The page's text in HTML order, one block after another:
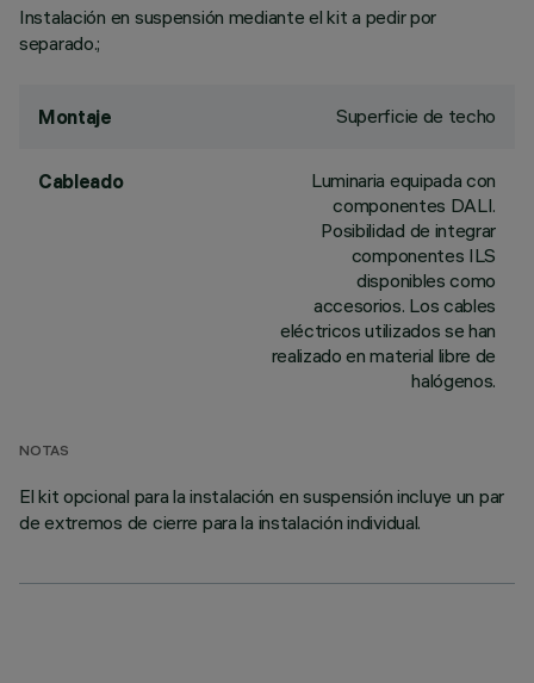
Instalación en suspensión mediante el kit a pedir por
separado.;
Montaje Superficie de techo
Cableado
Luminaria equipada con
componentes DALI.
Posibilidad de integrar
componentes ILS
disponibles como
accesorios. Los cables
eléctricos utilizados se han
realizado en material libre de
halógenos.
NOTAS
El kit opcional para la instalación en suspensión incluye un par
de extremos de cierre para la instalación individual.